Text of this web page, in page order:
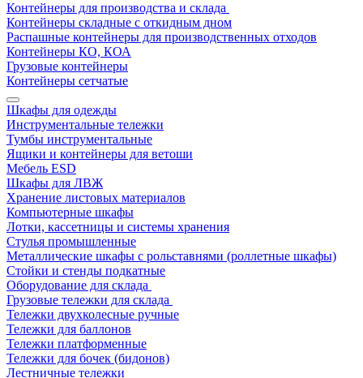
Контейнеры для производства и склада
Контейнеры складные с откидным дном
Распашные контейнеры для производственных отходов
Контейнеры КО, КОА
Грузовые контейнеры
Контейнеры сетчатые
Шкафы для одежды
Инструментальные тележки
Тумбы инструментальные
Ящики и контейнеры для ветоши
Мебель ESD
Шкафы для ЛВЖ
Хранение листовых материалов
Компьютерные шкафы
Лотки, кассетницы и системы хранения
Стулья промышленные
Металлические шкафы с рольставнями (роллетные шкафы)
Стойки и стенды подкатные
Оборудование для склада
Грузовые тележки для склада
Тележки двухколесные ручные
Тележки для баллонов
Тележки платформенные
Тележки для бочек (бидонов)
Лестничные тележки